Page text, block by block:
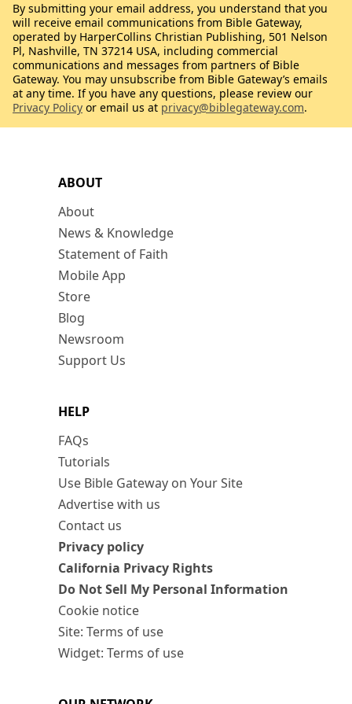
ABOUT
About
News & Knowledge
Statement of Faith
Mobile App
Store
Blog
Newsroom
Support Us
HELP
FAQs
Tutorials
Use Bible Gateway on Your Site
Advertise with us
Contact us
Privacy policy
California Privacy Rights
Do Not Sell My Personal Information
Cookie notice
Site: Terms of use
Widget: Terms of use
By submitting your email address, you understand that you
will receive email communications from Bible Gateway,
operated by HarperCollins Christian Publishing, 501 Nelson
Pl, Nashville, TN 37214 USA, including commercial
communications and messages from partners of Bible
Gateway. You may unsubscribe from Bible Gateway’s emails
at any time. If you have any questions, please review our
Privacy Policy or email us at privacy@biblegateway.com.